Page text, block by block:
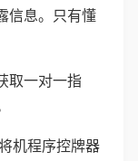
信息。只有懂
取一对一指
机程序控牌器